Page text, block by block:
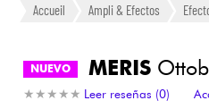
Guitarras & Bajos
Sintetizadores &
Accueil Ampli & Efectos
NUEVO MERIS
★ ★ ★ ★ ★
★ ★ ★ ★ ★ Leer reseñas (0)